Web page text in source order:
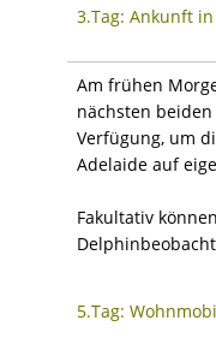
3.Tag: Ankunft
Am frühen
nächsten
Verfügung, um
Adelaide auf
Fakultativ
5.Tag: